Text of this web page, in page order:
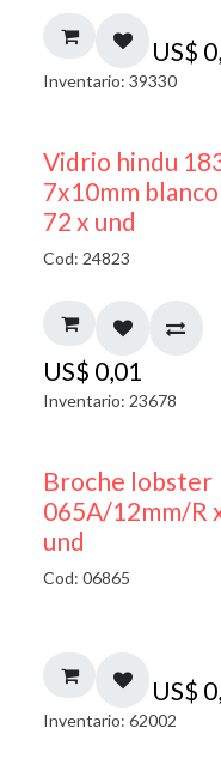
US$
Inventario: 39330
40%
Vidrio hindu
7x10mm blanco
72 x und
Cod: 24823
US$ 0,01
Inventario: 23678
Broche lobster
065A/12mm/R
und
Cod: 06865
US$
Inventario: 62002